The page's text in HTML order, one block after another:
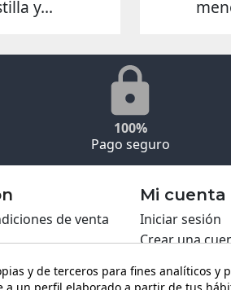
y...
100%
Pago seguro
de venta
Mi cuenta
Iniciar sesión
Crear una
y de terceros para fines analíticos y